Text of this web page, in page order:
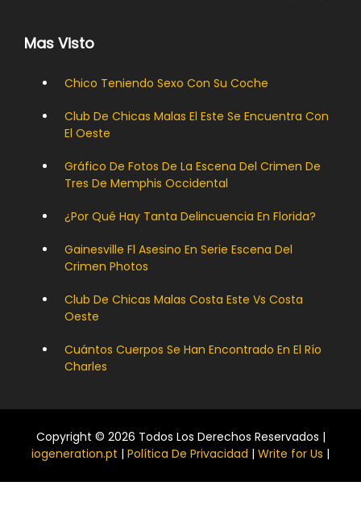
Mas Visto
Chico Teniendo Sexo Con Su Coche
Club De Chicas Malas El Este Se Encuentra Con
El Oeste
Gráfico De Fotos De La Escena Del Crimen De
Tres De Memphis Occidental
¿Por Qué Hay Tanta Delincuencia En Florida?
Gainesville Fl Asesino En Serie Escena Del
Crimen Photos
Club De Chicas Malas Costa Este Vs Costa
Oeste
Cuántos Cuerpos Se Han Encontrado En El Río
Charles
Copyright © 2026 Todos Los Derechos Reservados |
iogeneration.pt | Política De Privacidad | Write for Us |